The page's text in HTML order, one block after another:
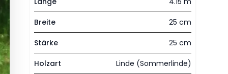
Breite 25 cm
Stärke 25 cm
Holzart Linde (Sommerlinde)